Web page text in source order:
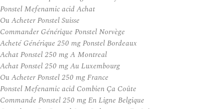
Ponstel Mefenamic acid Achat
Ou Acheter Ponstel Suisse
Commander Générique Ponstel Norvège
Acheté Générique 250 mg Ponstel Bordeaux
Achat Ponstel 250 mg A Montreal
Achat Ponstel 250 mg Au Luxembourg
Ou Acheter Ponstel 250 mg France
Ponstel Mefenamic acid Combien Ça Coûte
Commande Ponstel 250 mg En Ligne Belgique